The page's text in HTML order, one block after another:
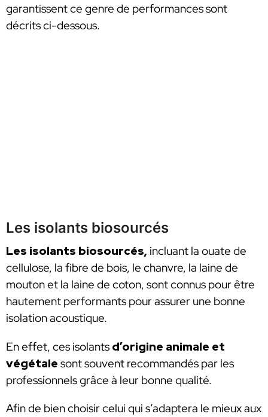
garantissent ce genre de performances sont
décrits ci-dessous.
Les isolants biosourcés
Les isolants biosourcés, incluant la ouate de
cellulose, la fibre de bois, le chanvre, la laine de
mouton et la laine de coton, sont connus pour être
hautement performants pour assurer une bonne
isolation acoustique.
En effet, ces isolants d’origine animale et
végétale sont souvent recommandés par les
professionnels grâce à leur bonne qualité.
Afin de bien choisir celui qui s’adaptera le mieux aux